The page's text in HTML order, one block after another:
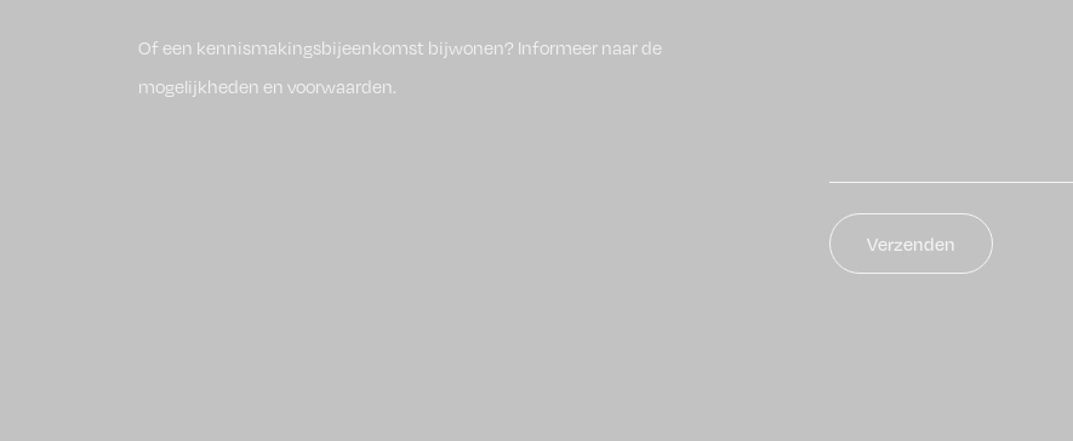
Of een kennismakingsbijeenkomst bijwonen? Informeer naar de
mogelijkheden en voorwaarden.